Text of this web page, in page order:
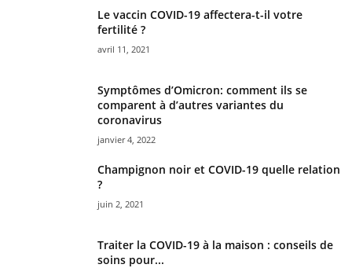
Le vaccin COVID-19 affectera-t-il votre
fertilité ?
avril 11, 2021
Symptômes d’Omicron: comment ils se
comparent à d’autres variantes du
coronavirus
janvier 4, 2022
Champignon noir et COVID-19 quelle relation
?
juin 2, 2021
Traiter la COVID-19 à la maison : conseils de
soins pour...